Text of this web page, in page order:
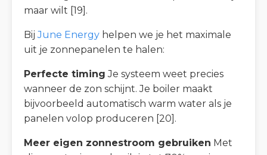
maar wilt [19].
BijJune Energy helpen we je het maximale
uit je zonnepanelen te halen:
Perfecte timing Je systeem weet precies
wanneer de zon schijnt. Je boiler maakt
bijvoorbeeld automatisch warm water als je
panelen volop produceren [20].
Meer eigen zonnestroom gebruiken Met